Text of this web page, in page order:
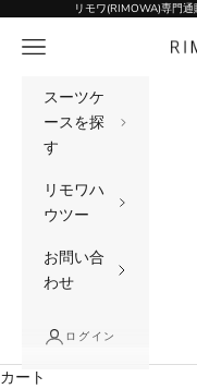
コンテンツへスキップ
リモワ(RIMOWA)専門
リ
メニュー
スーツケ
ースを探
す
リモワハ
ウツー
お問い合
わせ
ログイン
カート